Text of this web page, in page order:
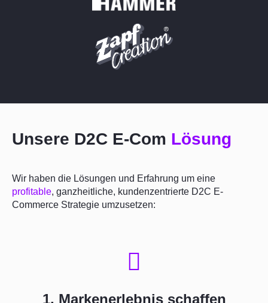
Unsere D2C E-Com Lösung
Wir haben die Lösungen und Erfahrung um eine
profitable, ganzheitliche, kundenzentrierte D2C E-
Commerce Strategie umzusetzen:
1. Markenerlebnis schaffen